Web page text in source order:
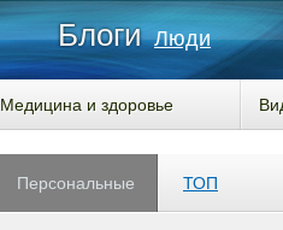
Блоги Люди
Медицина и здоровье
Персональные ТОП